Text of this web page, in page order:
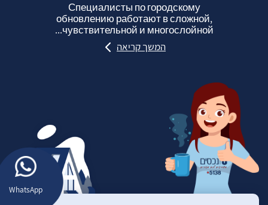
WhatsApp
Специалисты по городскому
обновлению работают в сложной,
чувствительной и многослойной...
המשך קריאה